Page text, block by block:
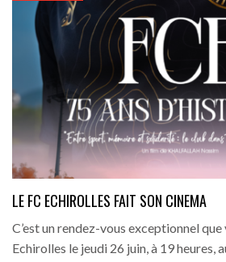
LE FC ECHIROLLES FAIT SON CINEMA
C’est un rendez-vous exceptionnel que
Echirolles le jeudi 26 juin, à 19 heures,